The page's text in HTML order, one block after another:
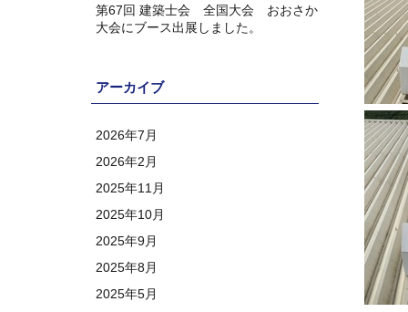
第67回 建築士会 全国大会 おおさか
大会にブース出展しました。
アーカイブ
2026年7月
2026年2月
2025年11月
2025年10月
2025年9月
2025年8月
2025年5月